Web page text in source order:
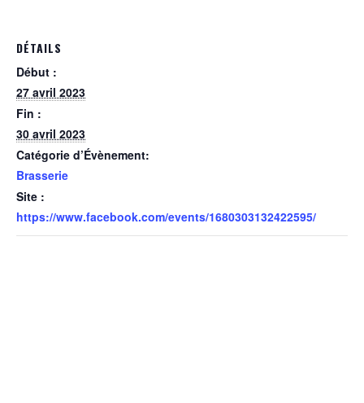
DÉTAILS
Début :
27 avril 2023
Fin :
30 avril 2023
Catégorie d’Évènement:
Brasserie
Site :
https://www.facebook.com/events/1680303132422595/